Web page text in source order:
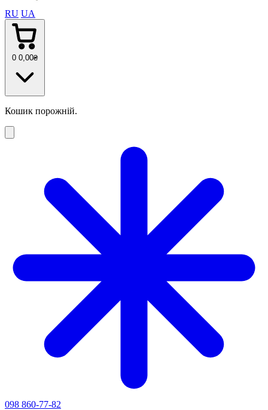
RU UA
0 0 ,00₴
Кошик порожній.
098 860-77-82